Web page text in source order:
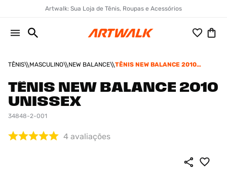
Artwalk: Sua Loja de Tênis, Roupas e Acessórios
TÊNIS MASCULINO NEW BALANCE
TÊNIS NEW BALANCE 2010
TÊNIS NEW BALANCE 2010
UNISSEX
34848-2-001
4 avaliações